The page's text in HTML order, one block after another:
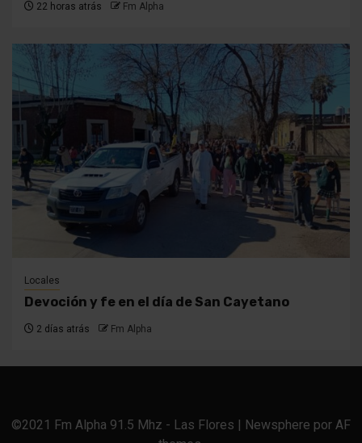
22 horas atrás Fm Alpha
Locales
Devoción y fe en el día de San Cayetano
2 días atrás Fm Alpha
©2021 Fm Alpha 91.5 Mhz - Las Flores Newsphere por AF